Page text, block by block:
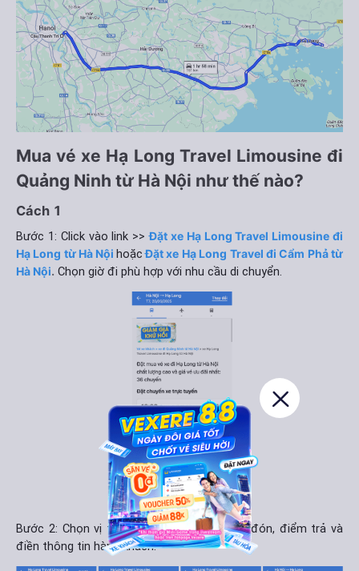
Mua vé xe Hạ Long Travel Limousine đi
Quảng Ninh từ Hà Nội như thế nào?
Cách 1
Bước 1: Click vào link >>Đặt xe Hạ Long Travel Limousine đi
Hạ Long từ Hà Nội hoặc Đặt xe Hạ Long Travel đi Cẩm Phả từ
Hà Nội. Chọn giờ đi phù hợp với nhu cầu di chuyển.
Bước 2: Chọn vị trí ghế mong muốn, điểm đón, điểm trả và
điền thông tin hành khách.